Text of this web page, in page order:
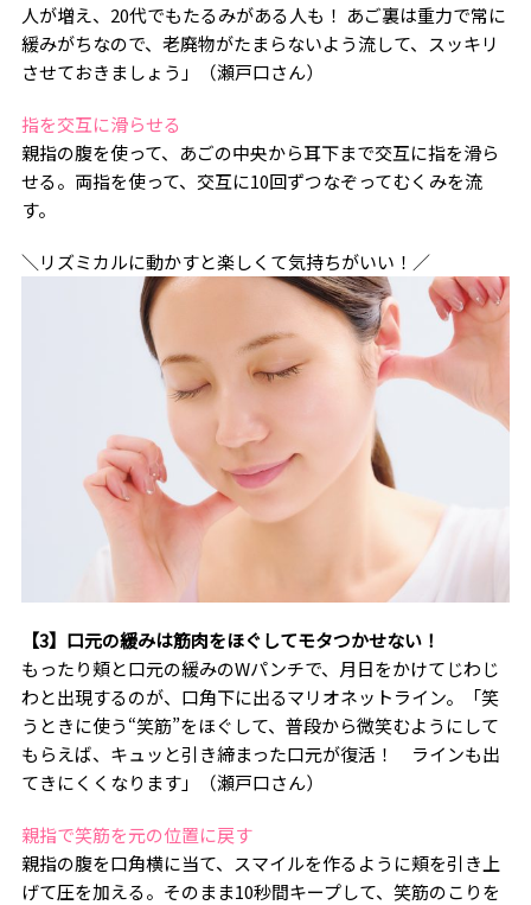
人が増え、20代でもたるみがある人も！ あご裏は重力で常に
緩みがちなので、老廃物がたまらないよう流して、スッキリ
させておきましょう」（瀬戸口さん）
指を交互に滑らせる
親指の腹を使って、あごの中央から耳下まで交互に指を滑ら
せる。両指を使って、交互に10回ずつなぞってむくみを流
す。
＼リズミカルに動かすと楽しくて気持ちがいい！／
【3】口元の緩みは筋肉をほぐしてモタつかせない！
もったり頬と口元の緩みのWパンチで、月日をかけてじわじ
わと出現するのが、口角下に出るマリオネットライン。「笑
うときに使う“笑筋”をほぐして、普段から微笑むようにして
もらえば、キュッと引き締まった口元が復活！ ラインも出
てきにくくなります」（瀬戸口さん）
親指で笑筋を元の位置に戻す
親指の腹を口角横に当て、スマイルを作るように頬を引き上
げて圧を加える。そのまま10秒間キープして、笑筋のこりを